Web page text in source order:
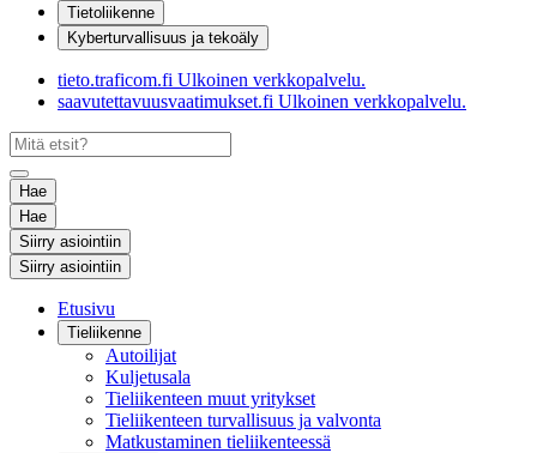
Tietoliikenne
Kyberturvallisuus ja tekoäly
tieto.traficom.fi Ulkoinen verkkopalvelu.
saavutettavuusvaatimukset.fi Ulkoinen verkkopalvelu.
Hae
Hae
Siirry asiointiin
Siirry asiointiin
Etusivu
Tieliikenne
Autoilijat
Kuljetusala
Tieliikenteen muut yritykset
Tieliikenteen turvallisuus ja valvonta
Matkustaminen tieliikenteessä